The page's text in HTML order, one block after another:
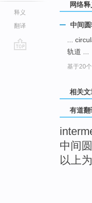
释义
翻译
网络释
中间
...
轨道 ...
基于20
相关文
有道翻
中间
以上